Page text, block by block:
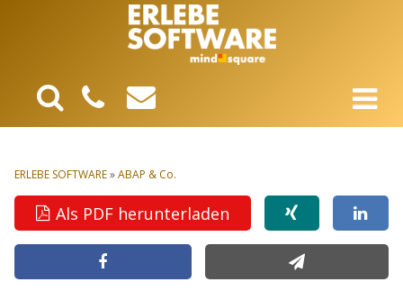
ERLEBE SOFTWARE»ABAP & Co.
Als PDF herunterladen